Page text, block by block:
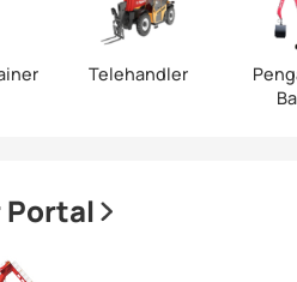
Telehandler
Portal